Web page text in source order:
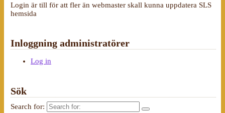
Login är till för att fler än webmaster skall kunna uppdatera SLS
hemsida
Inloggning administratörer
Log in
Sök
Search for: